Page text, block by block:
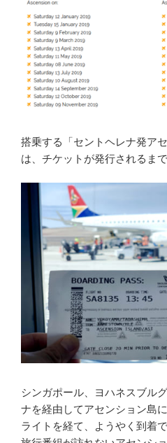
搭乗する「セントヘレナ発ア
は、チケットが発行されるま
シンガポール、ヨハネスブル
ナを経由してアセンション島
ライトを経て、ようやく到着